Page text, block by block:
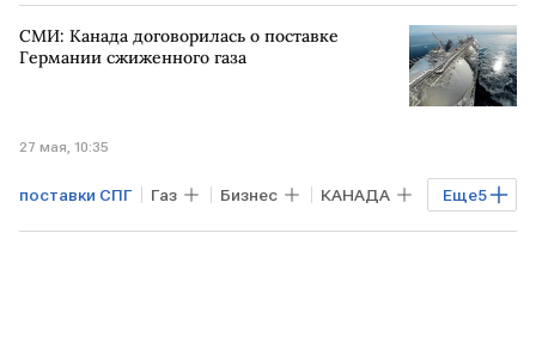
УКРАИНА США РФ
Нафтогаз Украины Facebook
СМИ: Канада договорилась о поставке
Германии сжиженного газа
27 мая, 10:35
Еще5
поставки СПГ Газ Бизнес КАНАДА
ГЕРМАНИЯ США Дональд Трамп